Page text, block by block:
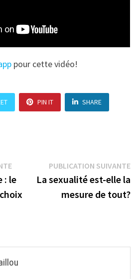
pour cette vidéo!
PIN IT SHARE
Publication
précédente :
: le
PUBLICATION SUIVANTE
La sexualité est-elle la
mesure de tout?